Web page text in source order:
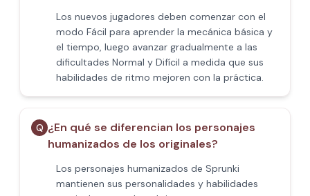
Los nuevos jugadores deben comenzar con el
modo Fácil para aprender la mecánica básica y
el tiempo, luego avanzar gradualmente a las
dificultades Normal y Difícil a medida que sus
habilidades de ritmo mejoren con la práctica.
Q ¿En qué se diferencian los personajes
humanizados de los originales?
Los personajes humanizados de Sprunki
mantienen sus personalidades y habilidades